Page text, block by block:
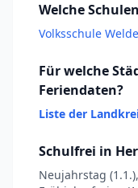
Welche
Volksschule
Für welche
Feriendaten?
Liste der
Schulfrei in
Neujahrstag